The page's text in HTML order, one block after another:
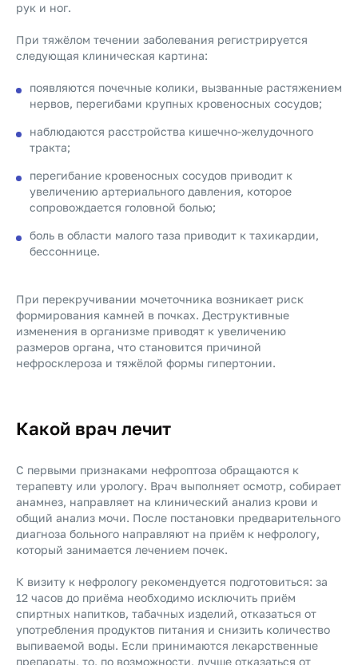
рук и ног.
При тяжёлом течении заболевания регистрируется
следующая клиническая картина:
появляются почечные колики, вызванные растяжением
нервов, перегибами крупных кровеносных сосудов;
наблюдаются расстройства кишечно-желудочного
тракта;
перегибание кровеносных сосудов приводит к
увеличению артериального давления, которое
сопровождается головной болью;
боль в области малого таза приводит к тахикардии,
бессоннице.
При перекручивании мочеточника возникает риск
формирования камней в почках. Деструктивные
изменения в организме приводят к увеличению
размеров органа, что становится причиной
нефросклероза и тяжёлой формы гипертонии.
Какой врач лечит
С первыми признаками нефроптоза обращаются к
терапевту или урологу. Врач выполняет осмотр, собирает
анамнез, направляет на клинический анализ крови и
общий анализ мочи. После постановки предварительного
диагноза больного направляют на приём к нефрологу,
который занимается лечением почек.
К визиту к нефрологу рекомендуется подготовиться: за
12 часов до приёма необходимо исключить приём
спиртных напитков, табачных изделий, отказаться от
употребления продуктов питания и снизить количество
выпиваемой воды. Если принимаются лекарственные
препараты, то, по возможности, лучше отказаться от